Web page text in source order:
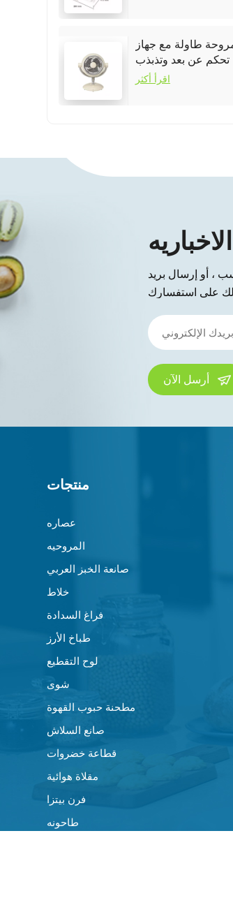
طاولة مع جهاز
تحكم عن بعد وتذبذب
اقرأ أكثر
، أو إرسال بريد
منتجات
عصاره
المروحيه
صانعة الخبز العربي
خلاط
فراغ السدادة
طباخ الأرز
لوح التقطيع
شوى
مطحنة حبوب القهوة
صانع السلاش
قطاعة خضروات
مقلاة هوائية
فرن بيتزا
طاحونه